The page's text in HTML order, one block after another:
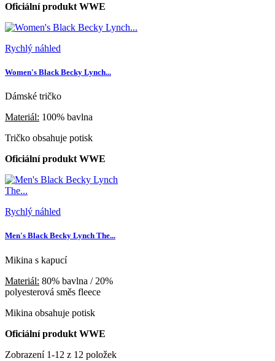
Oficiální produkt WWE
Rychlý náhled
Women's Black Becky Lynch...
Dámské tričko
Materiál: 100% bavlna
Tričko obsahuje potisk
Oficiální produkt WWE
Rychlý náhled
Men's Black Becky Lynch The...
Mikina s kapucí
Materiál: 80% bavlna / 20%
polyesterová směs fleece
Mikina obsahuje potisk
Oficiální produkt WWE
Zobrazení 1-12 z 12 položek